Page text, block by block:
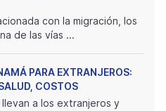
con la migración, los
de las vías ...
PARA EXTRANJEROS:
COSTOS
a los extranjeros y